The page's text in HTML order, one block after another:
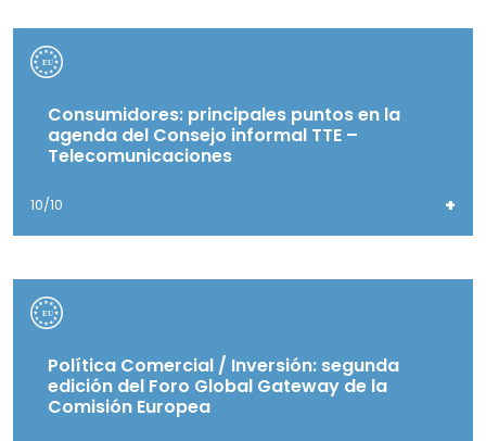
Consumidores: principales puntos en la
agenda del Consejo informal TTE –
Telecomunicaciones
10/10 +
Política Comercial / Inversión: segunda
edición del Foro Global Gateway de la
Comisión Europea